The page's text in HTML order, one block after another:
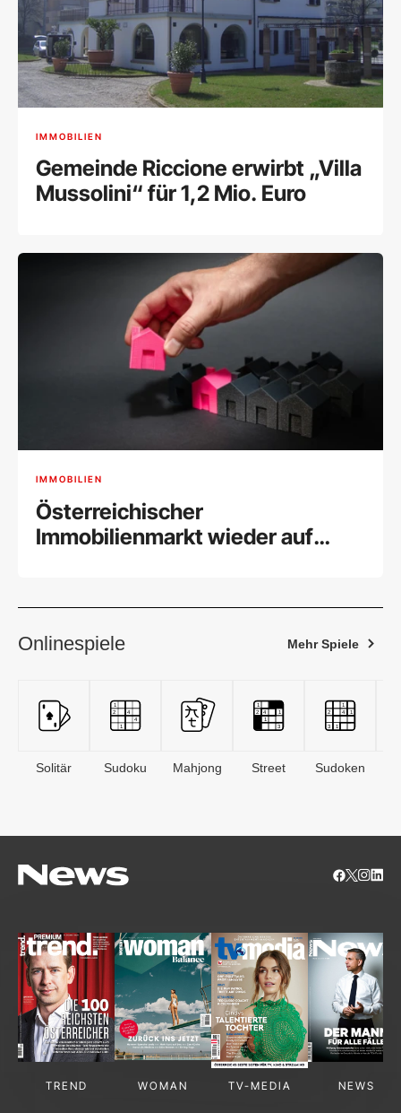
IMMOBILIEN
Gemeinde Riccione erwirbt „Villa
Mussolini“ für 1,2 Mio. Euro
IMMOBILIEN
Österreichischer
Immobilienmarkt wieder auf
Onlinespiele Mehr Spiele
Solitär Sudoku Mahjong Street Sudoken
TREND WOMAN TV-MEDIA NEWS